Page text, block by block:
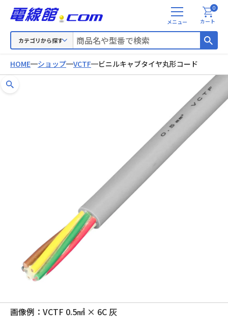
カテゴリから探す
メ
ニ
カート
0
HOME ショップ VCTF ビニルキャブタイヤ丸形コード
画像例：VCTF 0.5㎟ × 6C 灰